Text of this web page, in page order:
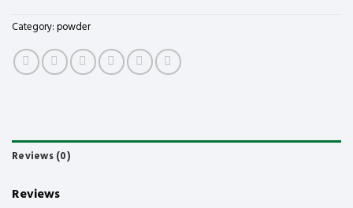
Category: powder
Reviews (0)
Reviews